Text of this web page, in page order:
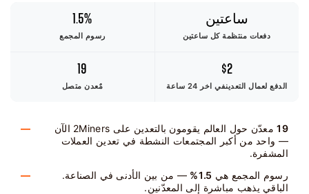
ساعتين
دفعات منتظمة كل ساعتين
1.5%
رسوم المجمع
$2
الدفع لعمال التعدينفي اخر 24 ساعة
19
مٌعدن متصل
19
معدّن حول العالم يقومون بالتعدين على 2Miners الآن
— واحد من أكبر المجتمعات النشطة في تعدين العملات
المشفرة.
رسوم المجمع هي 1.5%
— من بين الأدنى في الصناعة.
الباقي يذهب مباشرة إلى المعدّنين.